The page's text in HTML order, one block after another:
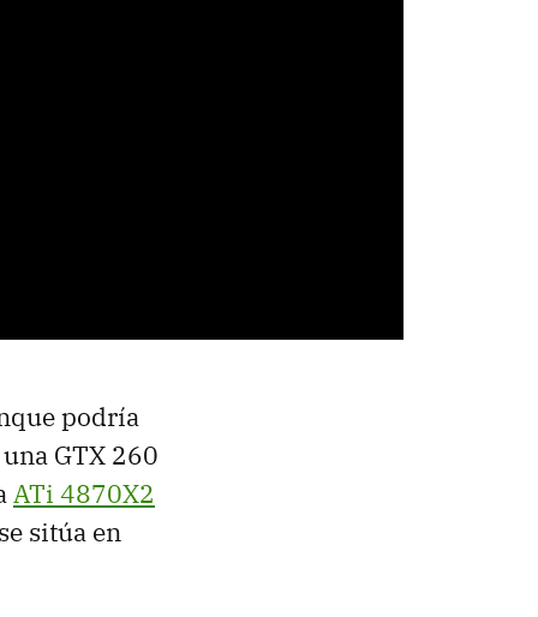
podría
GTX 260
ATi 4870X2
sitúa en